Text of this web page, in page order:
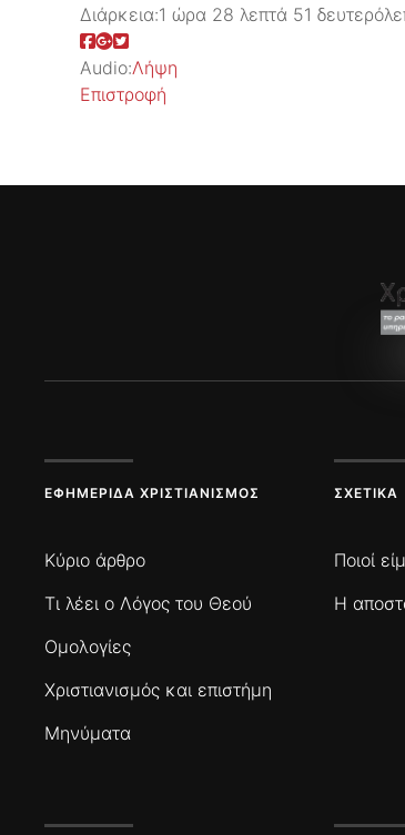
Διάρκεια:1 ώρα 28 λεπτά 51
Audio:Λήψη
Επιστροφή
ΕΦΗΜΕΡΊΔΑ ΧΡΙΣΤΙΑΝΙΣΜΌΣ
Κύριο άρθρο
Τι λέει ο Λόγος του Θεού
Ομολογίες
Χριστιανισμός και επιστήμη
Μηνύματα
ΣΧΕΤΙΚΆ
Ποιοί
Η